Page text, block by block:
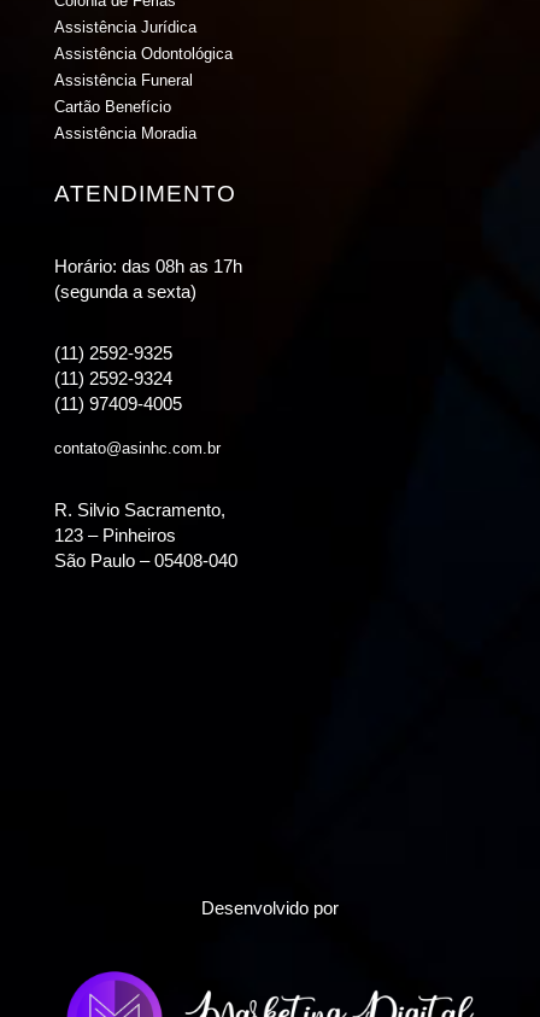
Assistência Jurídica
Assistência Odontológica
Assistência Funeral
Cartão Benefício
Assistência Moradia
ATENDIMENTO
Horário: das 08h as 17h
(segunda a sexta)
(11) 2592-9325
(11) 2592-9324
(11) 97409-4005
contato@asinhc.com.br
R. Silvio Sacramento,
123 – Pinheiros
São Paulo – 05408-040
Desenvolvido por